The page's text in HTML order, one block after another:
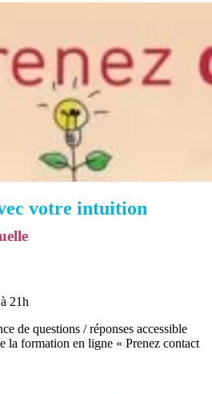
votre intuition
21h
de questions / réponses accessible
la formation en ligne « Prenez contact